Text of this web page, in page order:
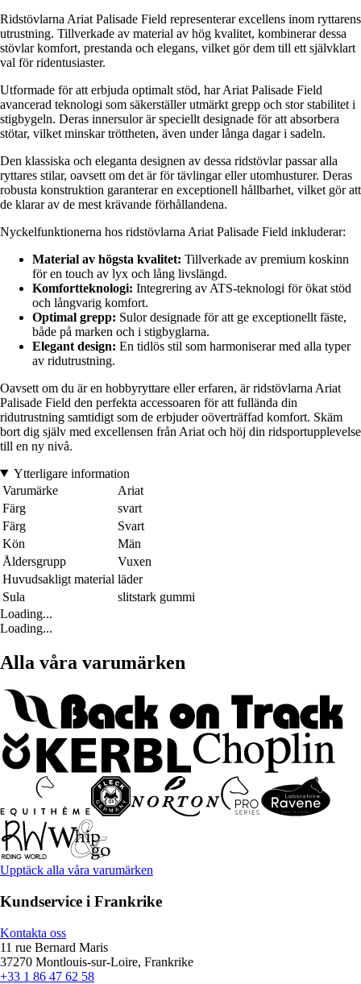
Ridstövlarna Ariat Palisade Field representerar excellens inom ryttarens
utrustning. Tillverkade av material av hög kvalitet, kombinerar dessa
stövlar komfort, prestanda och elegans, vilket gör dem till ett självklart
val för ridentusiaster.
Utformade för att erbjuda optimalt stöd, har Ariat Palisade Field
avancerad teknologi som säkerställer utmärkt grepp och stor stabilitet i
stigbygeln. Deras innersulor är speciellt designade för att absorbera
stötar, vilket minskar tröttheten, även under långa dagar i sadeln.
Den klassiska och eleganta designen av dessa ridstövlar passar alla
ryttares stilar, oavsett om det är för tävlingar eller utomhusturer. Deras
robusta konstruktion garanterar en exceptionell hållbarhet, vilket gör att
de klarar av de mest krävande förhållandena.
Nyckelfunktionerna hos ridstövlarna Ariat Palisade Field inkluderar:
Material av högsta kvalitet: Tillverkade av premium koskinn
för en touch av lyx och lång livslängd.
Komfortteknologi: Integrering av ATS-teknologi för ökat stöd
och långvarig komfort.
Optimal grepp: Sulor designade för att ge exceptionellt fäste,
både på marken och i stigbyglarna.
Elegant design: En tidlös stil som harmoniserar med alla typer
av ridutrustning.
Oavsett om du är en hobbyryttare eller erfaren, är ridstövlarna Ariat
Palisade Field den perfekta accessoaren för att fullända din
ridutrustning samtidigt som de erbjuder oöverträffad komfort. Skäm
bort dig själv med excellensen från Ariat och höj din ridsportupplevelse
till en ny nivå.
Ytterligare information
Varumärke
Ariat
Färg
svart
Färg
Svart
Kön
Män
Åldersgrupp
Vuxen
Huvudsakligt material läder
Sula
slitstark gummi
Loading...
Loading...
Alla våra varumärken
Upptäck alla våra varumärken
Kundservice i Frankrike
Kontakta oss
11 rue Bernard Maris
37270 Montlouis-sur-Loire, Frankrike
+33 1 86 47 62 58